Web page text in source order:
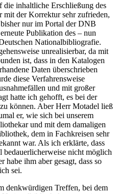
inhaltliche Erschließung des
der Korrektur sehr zufrieden,
nur im Portal der DNB
Publikation des – nun
Nationalbibliografie.
unrealisierbar, da mit
ist, dass in den Katalogen
Daten überschrieben
diese Verfahrensweise
und mit großer
hatte ich gehofft, es bei der
können. Aber Herr Motadel ließ
er, wie sich bei unserem
und mit dem damaligen
dem in Fachkreisen sehr
war. Als ich erklärte, dass
nicht möglich
habe ihm aber gesagt, dass so
sei.
denkwürdigen Treffen, bei dem